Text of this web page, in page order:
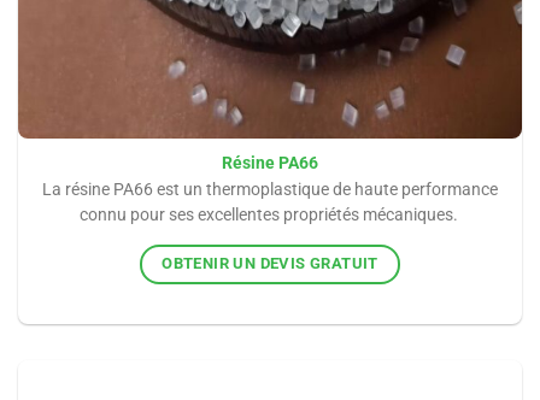
Résine PA66
La résine PA66 est un thermoplastique de haute performance
connu pour ses excellentes propriétés mécaniques.
OBTENIR UN DEVIS GRATUIT